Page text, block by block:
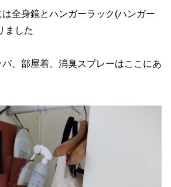
全身鏡とハンガーラック(ハンガー
ました
パ、部屋着、消臭スプレーはここにあ